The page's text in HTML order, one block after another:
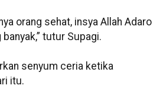
orang sehat, insya Allah Adaro
tutur Supagi.
senyum ceria ketika
itu.